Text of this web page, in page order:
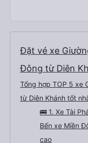
Đặt vé xe
Đông từ Diên
Tổng hợp TOP 5 xe
từ Diên Khánh tốt
🚌 1. Xe Tài
Bến xe Miền
cao